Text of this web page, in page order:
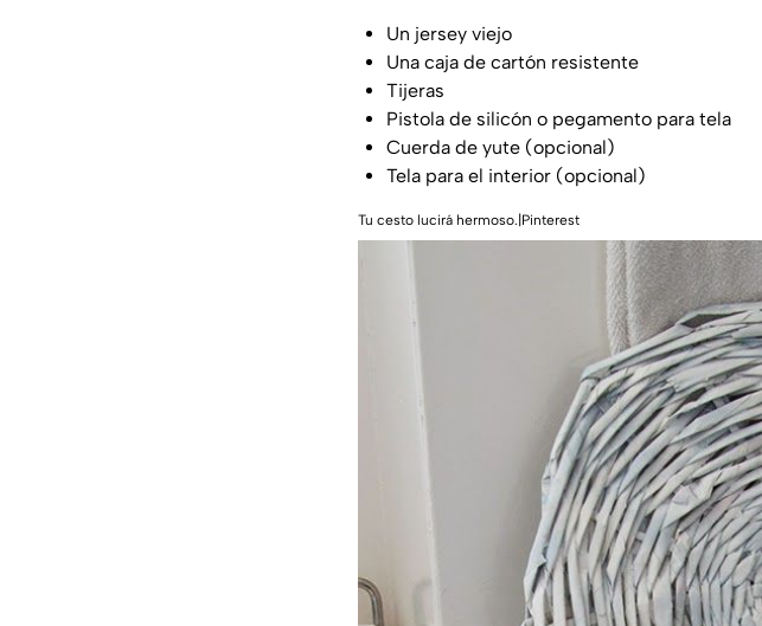
Un jersey viejo
Una caja de cartón resistente
Tijeras
Pistola de silicón o pegamento para tela
Cuerda de yute (opcional)
Tela para el interior (opcional)
Tu cesto lucirá hermoso.|Pinterest